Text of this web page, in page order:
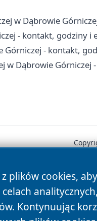
w Dąbrowie
- kontakt, godziny i
Górniczej - kontakt,
w Dąbrowie
plików cookies,
Kontynuując
News